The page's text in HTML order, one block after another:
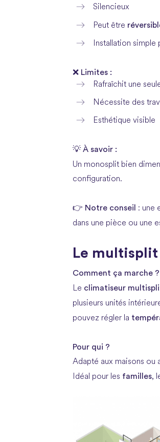
Silencieux
Peut être
Installation simple
❌ Limites :
Rafraîchit une
Nécessite des
Esthétique visible
💡 À savoir :
Un monosplit bien
configuration.
👉 Notre conseil
: une
dans une pièce ou une
Le
Comment ça marche ?
Le climatiseur
plusieurs unités
pouvez régler la
Pour qui ?
Adapté aux maisons ou
Idéal pour les familles,